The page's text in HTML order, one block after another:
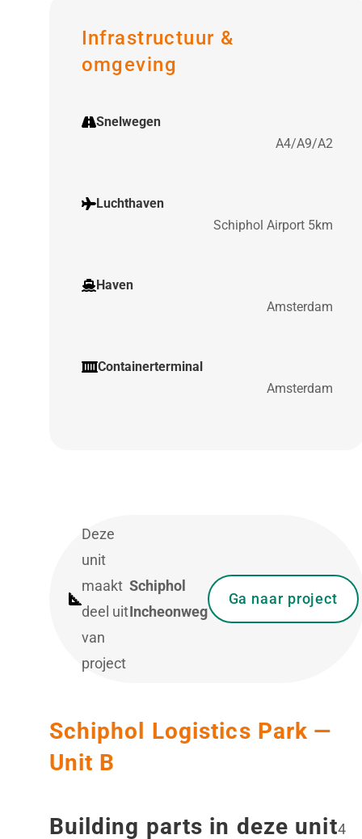
Deze
unit
maakt
deel uit
van
project
Schiphol
Incheonweg
Ga naar project
Schiphol Logistics Park —
Unit B
Building parts in deze unit4
Infrastructuur &
omgeving
Snelwegen
A4/A9/A2
Luchthaven
Schiphol Airport 5km
Haven
Amsterdam
Containerterminal
Amsterdam